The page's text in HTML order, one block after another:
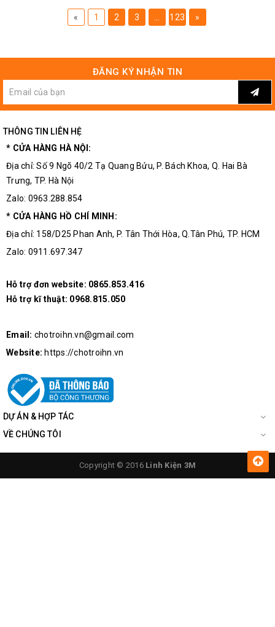
« 1 2 3 123 »
ĐĂNG KÝ NHẬN TIN
THÔNG TIN LIÊN HỆ
* CỬA HÀNG HÀ NỘI:
Địa chỉ: Số 9 Ngõ 40/2 Tạ Quang Bửu, P. Bách Khoa, Q. Hai Bà
Trưng, TP. Hà Nội
Zalo: 0963.288.854
* CỬA HÀNG HỒ CHÍ MINH:
Địa chỉ: 158/D25 Phan Anh, P. Tân Thới Hòa, Q.Tân Phú, TP. HCM
Zalo: 0911.697.347
Hỗ trợ đơn website: 0865.853.416
Hỗ trợ kĩ thuật: 0968.815.050
Email: chotroihn.vn@gmail.com
Website: https://chotroihn.vn
DỰ ÁN & HỢP TÁC
VỀ CHÚNG TÔI
Copyright © 2016 Linh Kiện 3M